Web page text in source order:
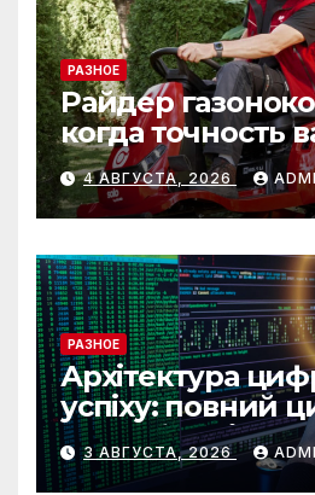
РАЗНОЕ
Райдер
когда точность
скорости
4 АВГУСТА, 2026
РАЗНОЕ
Архітектура
успіху: повний
розробки від IST
3 АВГУСТА, 2026